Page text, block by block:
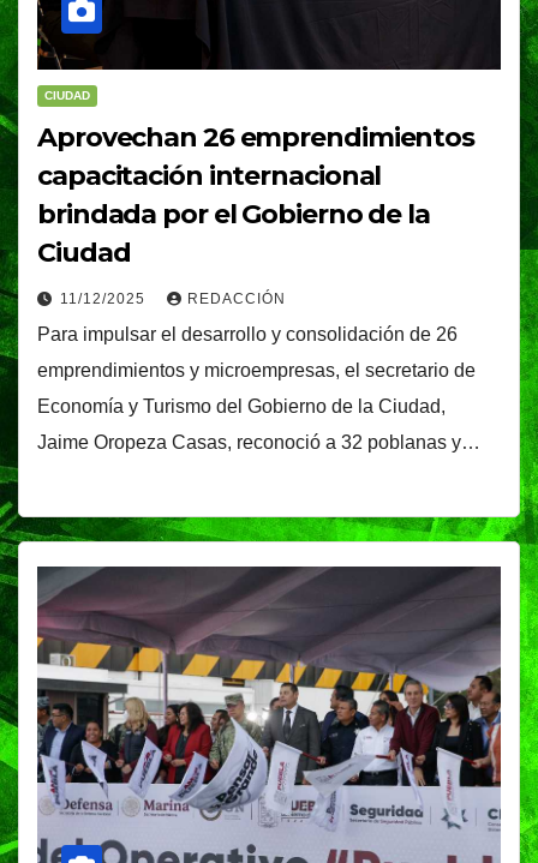
CIUDAD
Aprovechan 26 emprendimientos
capacitación internacional
brindada por el Gobierno de la
Ciudad
11/12/2025 REDACCIÓN
Para impulsar el desarrollo y consolidación de 26
emprendimientos y microempresas, el secretario de
Economía y Turismo del Gobierno de la Ciudad,
Jaime Oropeza Casas, reconoció a 32 poblanas y…